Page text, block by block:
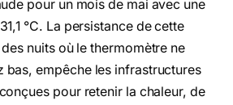
pour un mois de mai avec une
°C. La persistance de cette
nuits où le thermomètre ne
bas, empêche les infrastructures
pour retenir la chaleur, de